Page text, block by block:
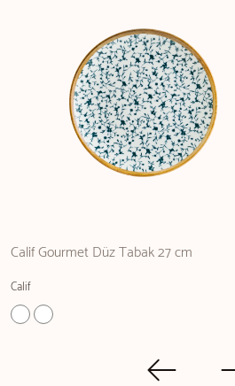
Calif Gourmet Düz Tabak 27 cm
Calif